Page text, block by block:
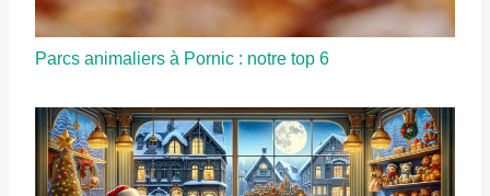
Parcs animaliers à Pornic : notre top 6